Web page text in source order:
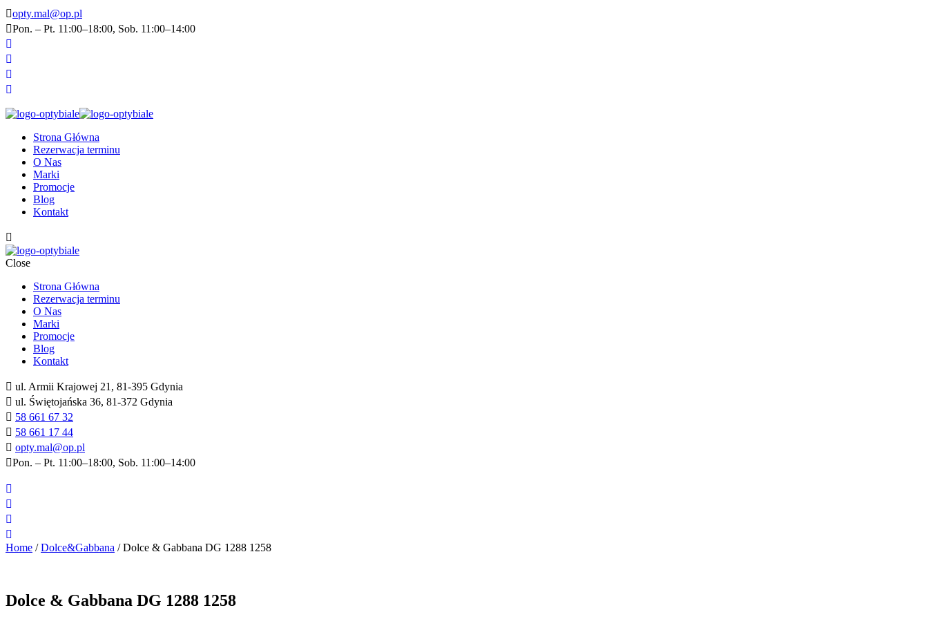
opty.mal@op.pl
Pon. – Pt. 11:00–18:00, Sob. 11:00–14:00
Strona Główna
Rezerwacja terminu
O Nas
Marki
Promocje
Blog
Kontakt
Close
Strona Główna
Rezerwacja terminu
O Nas
Marki
Promocje
Blog
Kontakt
ul. Armii Krajowej 21, 81-395 Gdynia
ul. Świętojańska 36, 81-372 Gdynia
58 661 67 32
58 661 17 44
opty.mal@op.pl
Pon. – Pt. 11:00–18:00, Sob. 11:00–14:00
Home /Dolce&Gabbana / Dolce & Gabbana DG 1288 1258
Dolce & Gabbana DG 1288 1258